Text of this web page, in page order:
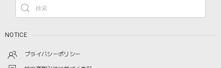
NOTICE
プライバシーポリシー